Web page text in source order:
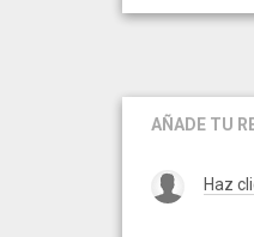
AÑADE TU
Haz